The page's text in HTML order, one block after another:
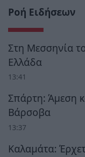
Ροή Ειδήσεων
Στη Μεσσηνία
Ελλάδα
13:41
Σπάρτη: Άμεση
Βάρσοβα
13:37
Καλαμάτα: